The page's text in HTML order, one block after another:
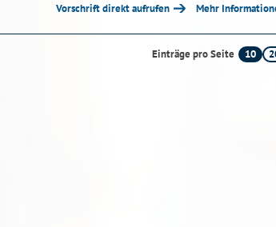
Vorschrift direkt aufrufen Mehr
Einträge pro Seite 10